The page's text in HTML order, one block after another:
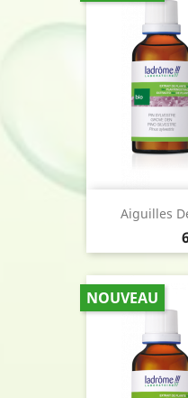
Aiguilles
NOUVEAU